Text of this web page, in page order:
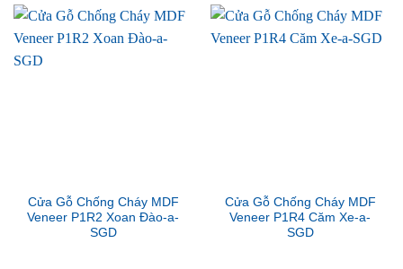
Cửa Gỗ Chống Cháy MDF
Veneer P1R2 Xoan Đào-a-
SGD
Cửa Gỗ Chống Cháy MDF
Veneer P1R4 Căm Xe-a-
SGD